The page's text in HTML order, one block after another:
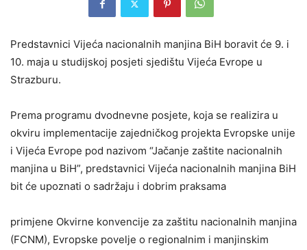
Predstavnici Vijeća nacionalnih manjina BiH boravit će 9. i
10. maja u studijskoj posjeti sjedištu Vijeća Evrope u
Strazburu.
Prema programu dvodnevne posjete, koja se realizira u
okviru implementacije zajedničkog projekta Evropske unije
i Vijeća Evrope pod nazivom “Jačanje zaštite nacionalnih
manjina u BiH”, predstavnici Vijeća nacionalnih manjina BiH
bit će upoznati o sadržaju i dobrim praksama
primjene Okvirne konvencije za zaštitu nacionalnih manjina
(FCNM), Evropske povelje o regionalnim i manjinskim